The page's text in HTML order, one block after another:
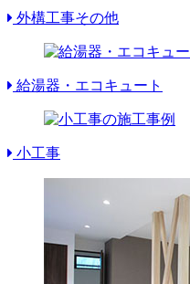
外構工事その他
給湯器・エコキュート
小工事